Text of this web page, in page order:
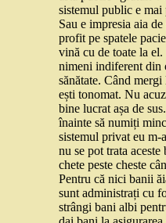
sistemul public e
Sau e impresia aia
profit pe spatele
vină cu de toate la el.
nimeni indiferent din
sănătate. Când
ești tonomat. Nu
bine lucrat așa de
înainte să numiți
sistemul privat eu m-
nu se pot trata
chete peste cheste
Pentru că nici banii
sunt administrați cu
strângi bani albi